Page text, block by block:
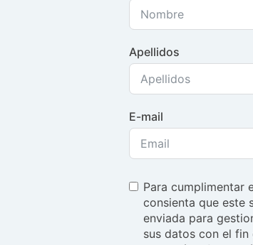
Apellidos
E-mail
Para cumplimentar
consienta que este
enviada para
sus datos con el